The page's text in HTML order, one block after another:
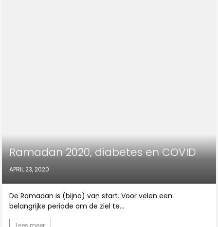
Ramadan 2020, diabetes en COVID
APRIL 23, 2020
De Ramadan is (bijna) van start. Voor velen een
belangrijke periode om de ziel te...
Lees meer